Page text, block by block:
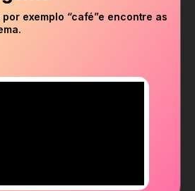
exemplo “café”e encontre as